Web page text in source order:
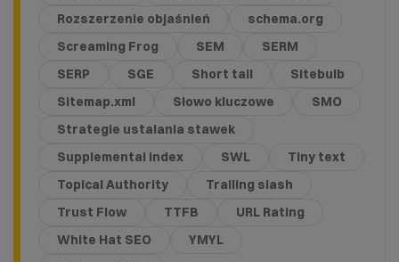
Rozszerzenie objaśnień
schema.org
Screaming Frog
SEM
SERM
SERP
SGE Short tail
Sitebulb
Sitemap.xml
Słowo kluczowe
SMO
Strategie ustalania stawek
Supplemental index
SWL
Tiny text
Topical Authority
Trailing slash
Trust Flow
TTFB
URL Rating
White Hat SEO
YMYL